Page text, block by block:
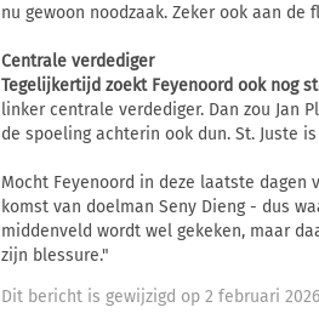
nu gewoon noodzaak. Zeker ook aan de
Centrale verdediger
Tegelijkertijd zoekt Feyenoord ook nog
linker centrale verdediger. Dan zou Jan
de spoeling achterin ook dun. St. Juste
Mocht Feyenoord in deze laatste
komst van doelman Seny Dieng - dus
middenveld wordt wel gekeken, maar
zijn blessure."
Dit bericht is gewijzigd op 2 februari